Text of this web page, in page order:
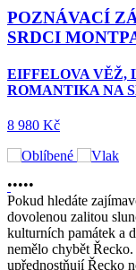
POZNÁVACÍ
SRDCI
EIFFELOVA VĚŽ,
ROMANTIKA NA
8 980 Kč
•••••
Pokud hledáte
dovolenou zalitou
kulturních památek a
nemělo chybět
upřednostňují Řecko